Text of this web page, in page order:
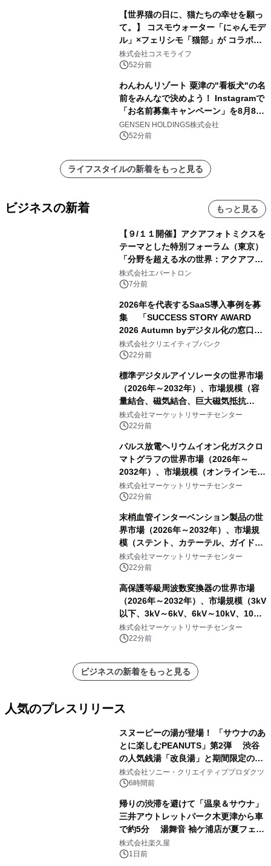
【世界猫の日に、猫たちの幸せを願っ
て。】 コスモウォーター「にゃんモデ
ル」×フェリシモ「猫部」が コラボキ
ャンペーンを実施
株式会社コスモライフ
52分前
わんわんリゾート 粟津の"看板犬"の名
前をみんなで決めよう！ Instagramで
「お名前募集キャンペーン」を8月8日
(土)より開催
GENSEN HOLDINGS株式会社
52分前
ライフスタイルの新着をもっと見る
ビジネスの新着 もっと見る
【９/１１開催】アクアフォトミクスを
テーマとした特別フォーラム（東京）
「分野を超える水の世界：アクアフォ
トミクスが切り拓く新しい科学の地
平」を開催
株式会社エバートロン
7分前
2026年を代表するSaaS導入事例を募
集 「SUCCESS STORY AWARD
2026 Autumn byデジタル化の窓口」
開催
株式会社クリエイティブバンク
22分前
標準デジタルアイソレータの世界市場
（2026年～2032年）、市場規模（容
量結合、磁気結合、巨大磁気抵抗
（GMR））・分析レポートを発表
株式会社マーケットリサーチセンター
22分前
パルス放電ヘリウムイオン化ガスクロ
マトグラフの世界市場（2026年～
2032年）、市場規模（オンラインモニ
タリング型、ラボラトリー型）・分析
レポートを発表
株式会社マーケットリサーチセンター
22分前
末梢血管インターベンション製品の世
界市場（2026年～2032年）、市場規
模（ステント、カテーテル、ガイドワ
イヤー、シース、下大静脈フィルタ
ー、その他）・分析レポートを発表
株式会社マーケットリサーチセンター
22分前
高保護等級周波数変換器の世界市場
（2026年～2032年）、市場規模（3kV
以下、3kV～6kV、6kV～10kV、10kV
超）・分析レポートを発表
株式会社マーケットリサーチセンター
22分前
ビジネスの新着をもっと見る
人気のプレスリリース
スヌーピーの湯が登場！ 「サウナのあ
とに楽しむPEANUTS」第2弾 渋谷
の人気銭湯「改良湯」と期間限定のコ
ラボレーション サウナイキタイコラ
ボグッズも発売決定！
株式会社ソニー・クリエイティブプロダクツ
6時間前
帰りの渋滞を避けて「温泉＆サウナ」
三井アウトレットパーク木更津から車
で約5分 湯舞音 袖ケ浦店が夏フェア
メニューを提供
株式会社楽久屋
1日前